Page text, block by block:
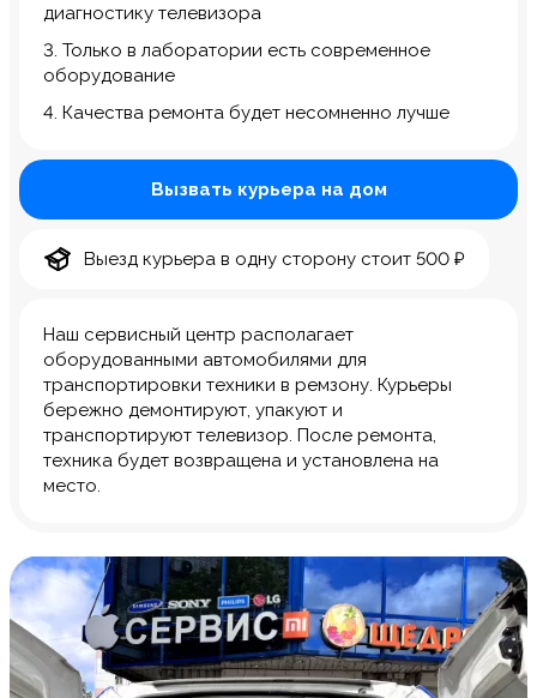
диагностику телевизора
3. Только в лаборатории есть современное
оборудование
4. Качества ремонта будет несомненно лучше
Наш сервисный центр располагает
оборудованными автомобилями для
транспортировки техники в ремзону. Курьеры
бережно демонтируют, упакуют и
транспортируют телевизор. После ремонта,
техника будет возвращена и установлена на
место.
Вызвать курьера на дом
Выезд курьера в одну сторону стоит 500 ₽